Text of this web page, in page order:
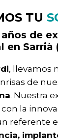
TU
de
en Sarrià
, llevamos
de
. Nuestra
la
referente